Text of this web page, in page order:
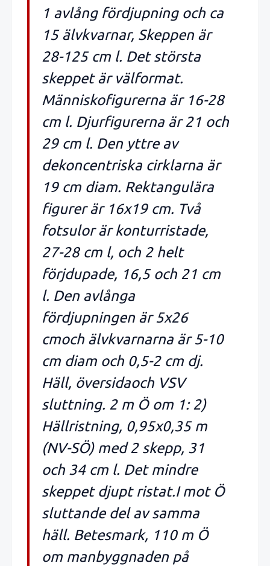
1 avlång fördjupning och ca
15 älvkvarnar, Skeppen är
28-125 cm l. Det största
skeppet är välformat.
Människofigurerna är 16-28
cm l. Djurfigurerna är 21 och
29 cm l. Den yttre av
dekoncentriska cirklarna är
19 cm diam. Rektangulära
figurer är 16x19 cm. Två
fotsulor är konturristade,
27-28 cm l, och 2 helt
förjdupade, 16,5 och 21 cm
l. Den avlånga
fördjupningen är 5x26
cmoch älvkvarnarna är 5-10
cm diam och 0,5-2 cm dj.
Häll, översidaoch VSV
sluttning. 2 m Ö om 1: 2)
Hällristning, 0,95x0,35 m
(NV-SÖ) med 2 skepp, 31
och 34 cm l. Det mindre
skeppet djupt ristat.I mot Ö
sluttande del av samma
häll. Betesmark, 110 m Ö
om manbyggnaden på